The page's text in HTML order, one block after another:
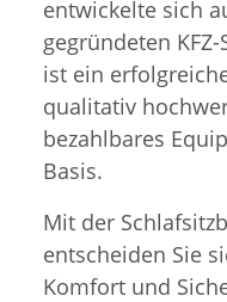
entwickelte sich
gegründeten
ist ein
qualitativ
bezahlbares
Basis.
Mit der
entscheiden Sie
Komfort und